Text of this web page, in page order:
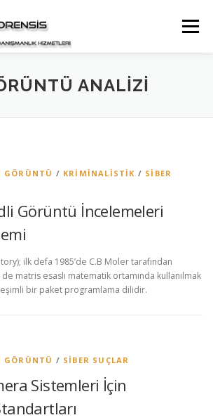
Menü
ANALIZI
GÖRÜNTÜ / KRIMINALISTIK / SIBER
Görüntü İncelemeleri
ilk defa 1985’de C.B Moler tarafından
matris esaslı matematik ortamında kullanılmak
bir paket programlama dilidir.
GÖRÜNTÜ / SIBER SUÇLAR
Sistemleri İçin